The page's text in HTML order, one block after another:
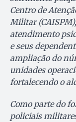
Centro de
Militar
atendimento
e seus
ampliação do
unidades
fortalecendo o
Como parte do
policiais